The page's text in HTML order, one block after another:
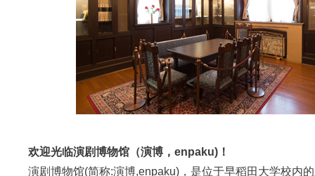
欢迎光临演剧博物馆（演博，enpaku)！
演剧博物馆(简称:演博,enpaku)，是位于早稻田大学校内